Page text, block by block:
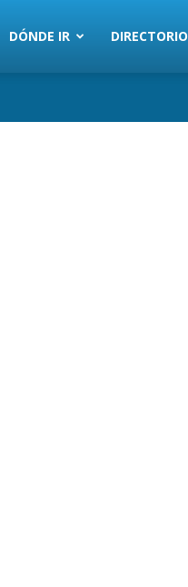
DÓNDE IR DIRECTORIO